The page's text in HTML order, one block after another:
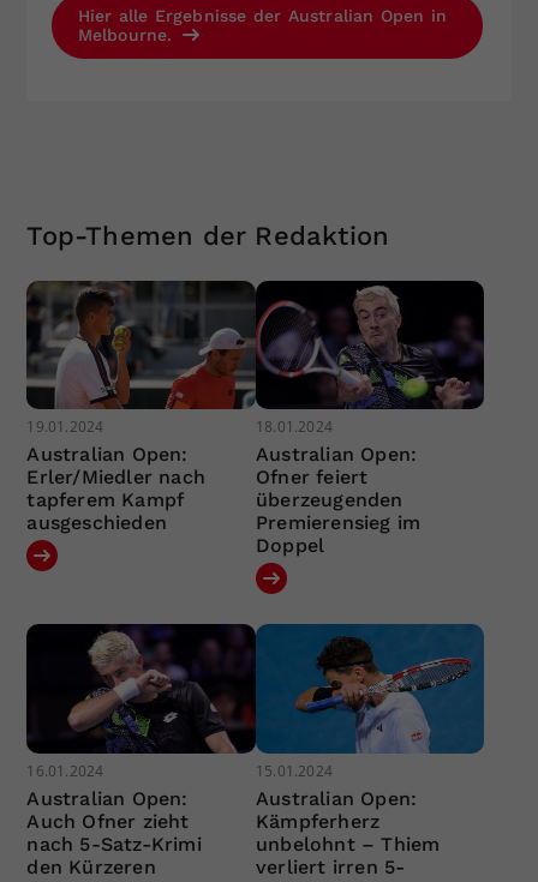
Hier alle Ergebnisse der Australian Open in
Melbourne.
Top-Themen der Redaktion
19.01.2024
Australian Open:
Erler/Miedler nach
tapferem Kampf
ausgeschieden
18.01.2024
Australian Open:
Ofner feiert
überzeugenden
Premierensieg im
Doppel
16.01.2024
Australian Open:
Auch Ofner zieht
nach 5-Satz-Krimi
den Kürzeren
15.01.2024
Australian Open:
Kämpferherz
unbelohnt – Thiem
verliert irren 5-